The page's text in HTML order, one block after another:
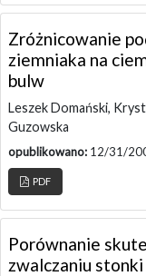
Zróżnicowanie
ziemniaka na
bulw
Leszek Domański,
Guzowska
opublikowano: 12/31/
PDF
Porównanie
zwalczaniu